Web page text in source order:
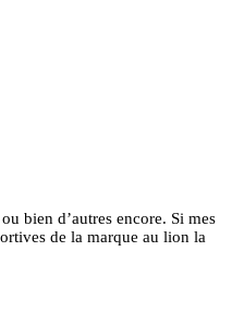
ou bien d’autres encore. Si mes
de la marque au lion la